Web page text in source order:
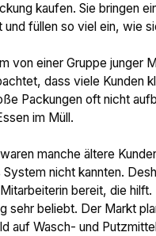
kaufen. Sie bringen
und füllen so viel ein, wie
von einer Gruppe junger
dass viele Kunden
Packungen oft nicht
im Müll.
manche ältere
System nicht kannten.
bereit, die
sehr beliebt. Der Markt
auf Wasch- und